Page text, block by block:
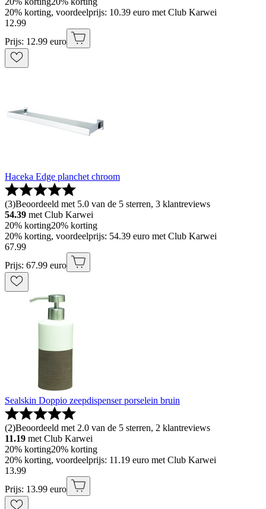
20% korting, voordeelprijs: 10.39 euro met Club Karwei
12.99
Prijs: 12.99 euro
Haceka Edge planchet chroom
(3)Beoordeeld met 5.0 van de 5 sterren, 3 klantreviews
54.39 met Club Karwei
20% korting20% korting
20% korting, voordeelprijs: 54.39 euro met Club Karwei
67.99
Prijs: 67.99 euro
Sealskin Doppio zeepdispenser porselein bruin
(2)Beoordeeld met 2.0 van de 5 sterren, 2 klantreviews
11.19 met Club Karwei
20% korting20% korting
20% korting, voordeelprijs: 11.19 euro met Club Karwei
13.99
Prijs: 13.99 euro